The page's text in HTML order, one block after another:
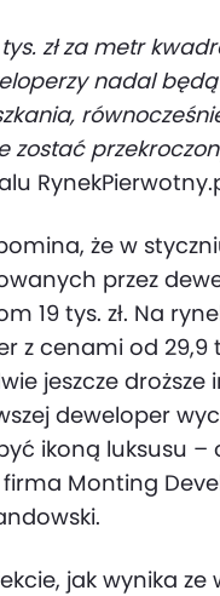
zł za metr
nadal
zostać
że w
przez
19 tys. zł. Na
z cenami od 29,9
jeszcze
deweloper
ikoną luksusu –
Monting
jak wynika ze